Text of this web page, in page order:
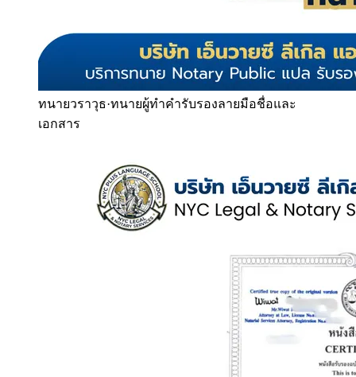
ทนายวราวุธ·ทนายผู้ทำคำรับรองลายมือชื่อและ
เอกสาร